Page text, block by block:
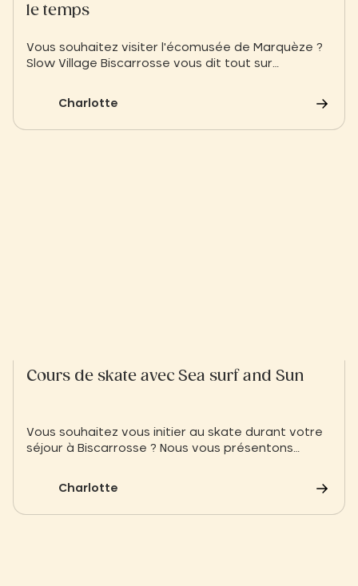
le temps
Vous souhaitez visiter l'écomusée de Marquèze ?
Slow Village Biscarrosse vous dit tout sur
Charlotte
Cours de skate avec Sea surf and Sun
Vous souhaitez vous initier au skate durant votre
séjour à Biscarrosse ? Nous vous présentons
sessions de glisse
Charlotte